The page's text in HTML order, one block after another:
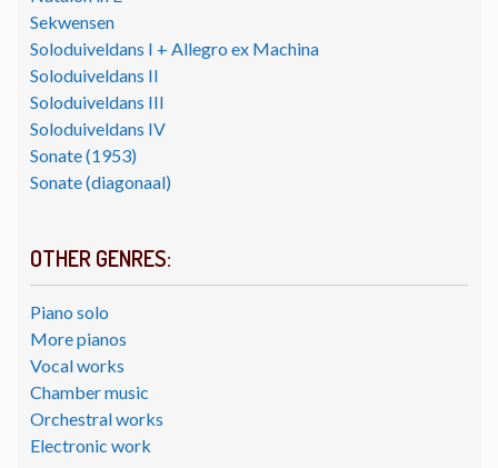
Sekwensen
Soloduiveldans I + Allegro ex Machina
Soloduiveldans II
Soloduiveldans III
Soloduiveldans IV
Sonate (1953)
Sonate (diagonaal)
OTHER GENRES:
Piano solo
More pianos
Vocal works
Chamber music
Orchestral works
Electronic work